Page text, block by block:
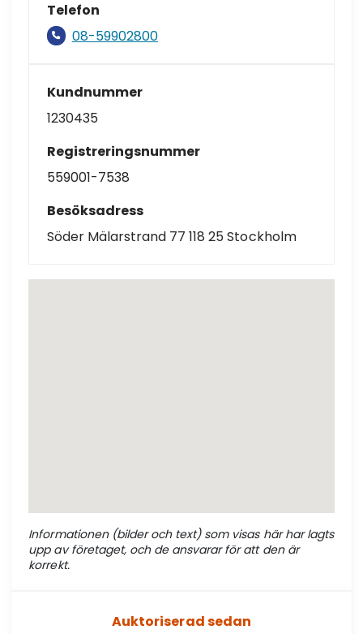
Telefon
08-59902800
Kundnummer
1230435
Registreringsnummer
559001-7538
Besöksadress
Söder Mälarstrand 77 118 25 Stockholm
Informationen (bilder och text) som visas här har lagts
upp av företaget, och de ansvarar för att den är
korrekt.
Auktoriserad sedan